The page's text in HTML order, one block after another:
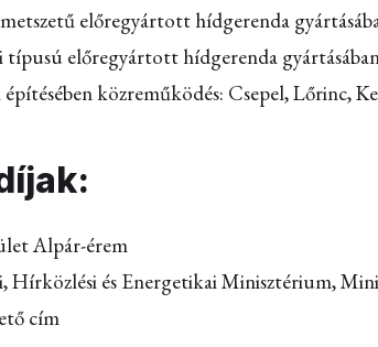
előregyártott hídgerenda
típusú előregyártott hídgerenda
közreműködés: Csepel, Lőrinc,
Alpár-érem
Hírközlési és Energetikai Minisztérium,
cím